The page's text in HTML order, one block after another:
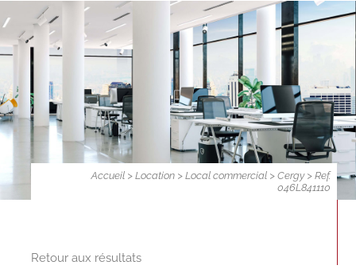
Accueil >Location >Local commercial >Cergy> Ref.
046L841110
Retour aux résultats